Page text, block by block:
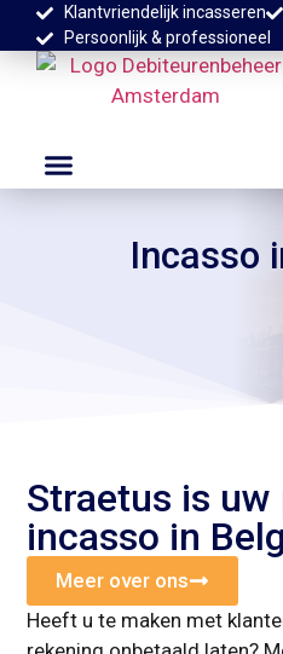
Klantvriendelijk incasseren
Persoonlijk & professioneel
Incasso
Straetus is
incasso in
Meer over ons
Heeft u te maken met